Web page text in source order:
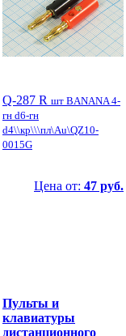
Q-287 R шт BANANA 4-
гн d6-гн
d4\\кр\\\пл\Au\QZ10-
0015G
Цена от: 47 руб.
Пульты и
клавиатуры
дистанционного